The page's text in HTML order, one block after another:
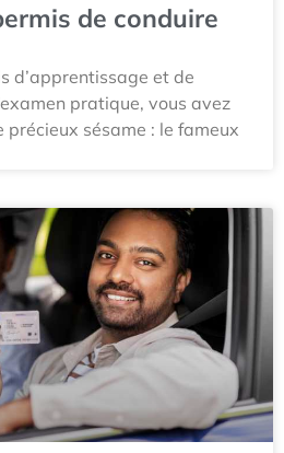
de conduire
d’apprentissage et de
pratique, vous avez
précieux sésame : le fameux